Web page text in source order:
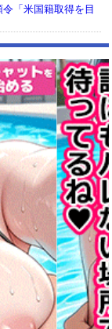
「米国籍取得を目
→ スタッフが注意し